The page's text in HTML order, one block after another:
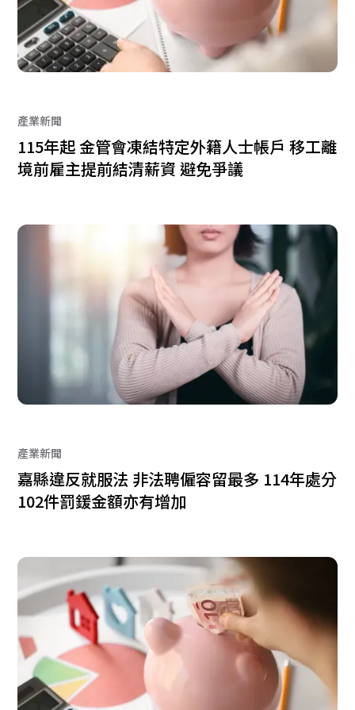
產業新聞
115年起 金管會凍結特定外籍人士帳戶 移工離
境前雇主提前結清薪資 避免爭議
產業新聞
嘉縣違反就服法 非法聘僱容留最多 114年處分
102件罰鍰金額亦有增加